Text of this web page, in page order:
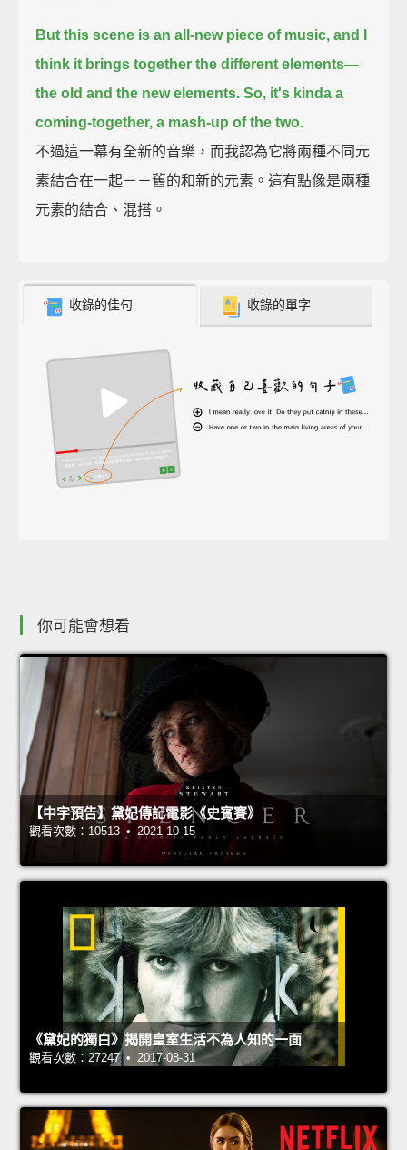
But this scene is an all-new piece of music, and I
think it brings together the different elements—
the old and the new elements. So, it's kinda a
coming-together, a mash-up of the two.
不過這一幕有全新的音樂，而我認為它將兩種不同元
素結合在一起－－舊的和新的元素。這有點像是兩種
元素的結合、混搭。
收錄的佳句 收錄的單字
你可能會想看
【中字預告】黛妃傳記電影《史賓賽》
觀看次數：10513 • 2021-10-15
《黛妃的獨白》揭開皇室生活不為人知的一面
觀看次數：27247 • 2017-08-31